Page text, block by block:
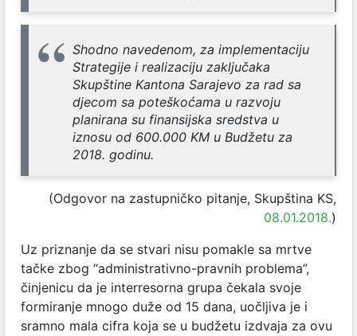
Shodno navedenom, za implementaciju
Strategije i realizaciju zaključaka
Skupštine Kantona Sarajevo za rad sa
djecom sa poteškoćama u razvoju
planirana su finansijska sredstva u
iznosu od 600.000 KM u Budžetu za
2018. godinu.
(Odgovor na zastupničko pitanje, Skupština KS,
08.01.2018.)
Uz priznanje da se stvari nisu pomakle sa mrtve
tačke zbog “administrativno-pravnih problema”,
činjenicu da je interresorna grupa čekala svoje
formiranje mnogo duže od 15 dana, uočljiva je i
sramno mala cifra koja se u budžetu izdvaja za ovu